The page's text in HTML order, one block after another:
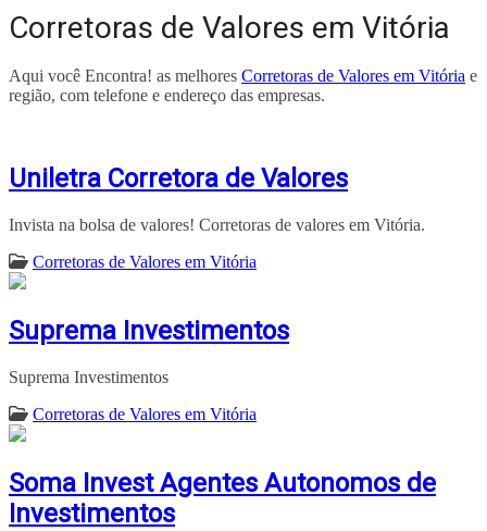
Corretoras de Valores em Vitória
Aqui você Encontra! as melhores Corretoras de Valores em Vitória e
região, com telefone e endereço das empresas.
Uniletra Corretora de Valores
Invista na bolsa de valores! Corretoras de valores em Vitória.
Corretoras de Valores em Vitória
Suprema Investimentos
Suprema Investimentos
Corretoras de Valores em Vitória
Soma Invest Agentes Autonomos de
Investimentos